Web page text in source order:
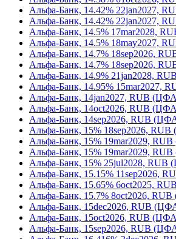
Альфа-Банк, 14.42% 22jan2027,
Альфа-Банк, 14.42% 22jan2027,
Альфа-Банк, 14.5% 17mar2028,
Альфа-Банк, 14.5% 18may2027,
Альфа-Банк, 14.7% 18sep2026,
Альфа-Банк, 14.7% 18sep2026,
Альфа-Банк, 14.9% 21jan2028,
Альфа-Банк, 14.95% 15mar2027,
Альфа-Банк, 14jan2027, RUB
Альфа-Банк, 14oct2026, RUB
Альфа-Банк, 14sep2026, RUB
Альфа-Банк, 15% 18sep2026,
Альфа-Банк, 15% 19mar2029,
Альфа-Банк, 15% 19mar2029,
Альфа-Банк, 15% 25jul2028, RUB
Альфа-Банк, 15.15% 11sep2026,
Альфа-Банк, 15.65% 6oct2025,
Альфа-Банк, 15.7% 8oct2026,
Альфа-Банк, 15dec2026, RUB
Альфа-Банк, 15oct2026, RUB
Альфа-Банк, 15sep2026, RUB